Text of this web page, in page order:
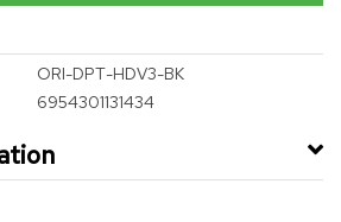
ORI-DPT-HDV3-BK
6954301131434